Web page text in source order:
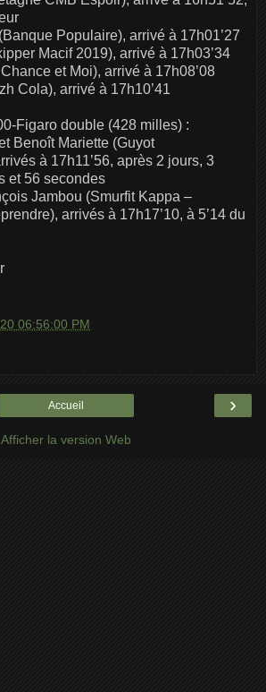
Populaire), arrivé à 17h01’27
Macif 2019), arrivé à 17h03’34
et Moi), arrivé à 17h08’08
Cola), arrivé à 17h10’41
Figaro double (428 milles) :
Benoît Mariette (Guyot
à 17h11’56, après 2 jours, 3
et 56 secondes
Jambou (Smurfit Kappa –
arrivés à 17h17’10, à 5’14 du
06:56:00 PM
›
Accueil
Afficher la version Web